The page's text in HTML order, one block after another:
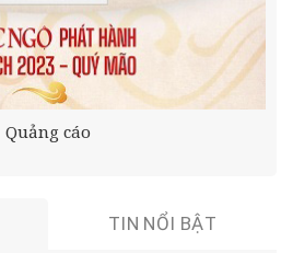
Quảng cáo
TIN NỔI BẬT